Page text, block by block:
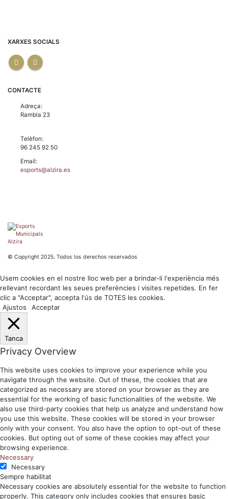
XARXES SOCIALS
CONTACTE
Adreça:
Rambla 23
Telèfon:
96 245 92 50
Email:
esports@alzira.es
© Copyright 2025. Todos los derechos reservados
Usem cookies en el nostre lloc web per a brindar-li l'experiència més
rellevant recordant les seues preferències i visites repetides. En fer
clic a "Acceptar", accepta l'ús de TOTES les cookies.
Ajustos
Acceptar
Tanca
Privacy Overview
This website uses cookies to improve your experience while you
navigate through the website. Out of these, the cookies that are
categorized as necessary are stored on your browser as they are
essential for the working of basic functionalities of the website. We
also use third-party cookies that help us analyze and understand how
you use this website. These cookies will be stored in your browser
only with your consent. You also have the option to opt-out of these
cookies. But opting out of some of these cookies may affect your
browsing experience.
Necessary
Necessary
Sempre habilitat
Necessary cookies are absolutely essential for the website to function
properly. This category only includes cookies that ensures basic